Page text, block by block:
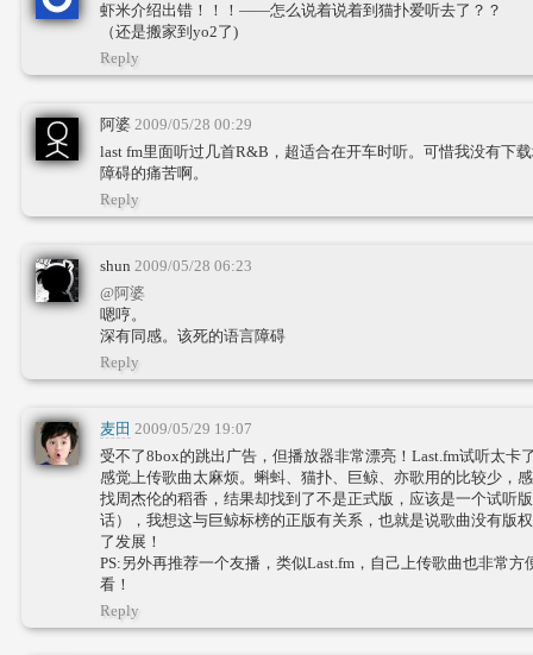
虾米介绍出错！！！——怎么说着说着到猫扑爱听去了？？
（还是搬家到yo2了)
Reply
阿婆 2009/05/28 00:29
last fm里面听过几首R&B，超适合在开车时听。可惜我没有下
障碍的痛苦啊。
Reply
shun 2009/05/28 06:23
@阿婆
嗯哼。
深有同感。该死的语言障碍
Reply
麦田 2009/05/29 19:07
受不了8box的跳出广告，但播放器非常漂亮！Last.fm试听太卡
感觉上传歌曲太麻烦。蝌蚪、猫扑、巨鲸、亦歌用的比较少，
找周杰伦的稻香，结果却找到了不是正式版，应该是一个试听
话），我想这与巨鲸标榜的正版有关系，也就是说歌曲没有版
了发展！
PS:另外再推荐一个友播，类似Last.fm，自己上传歌曲也非常
看！
Reply